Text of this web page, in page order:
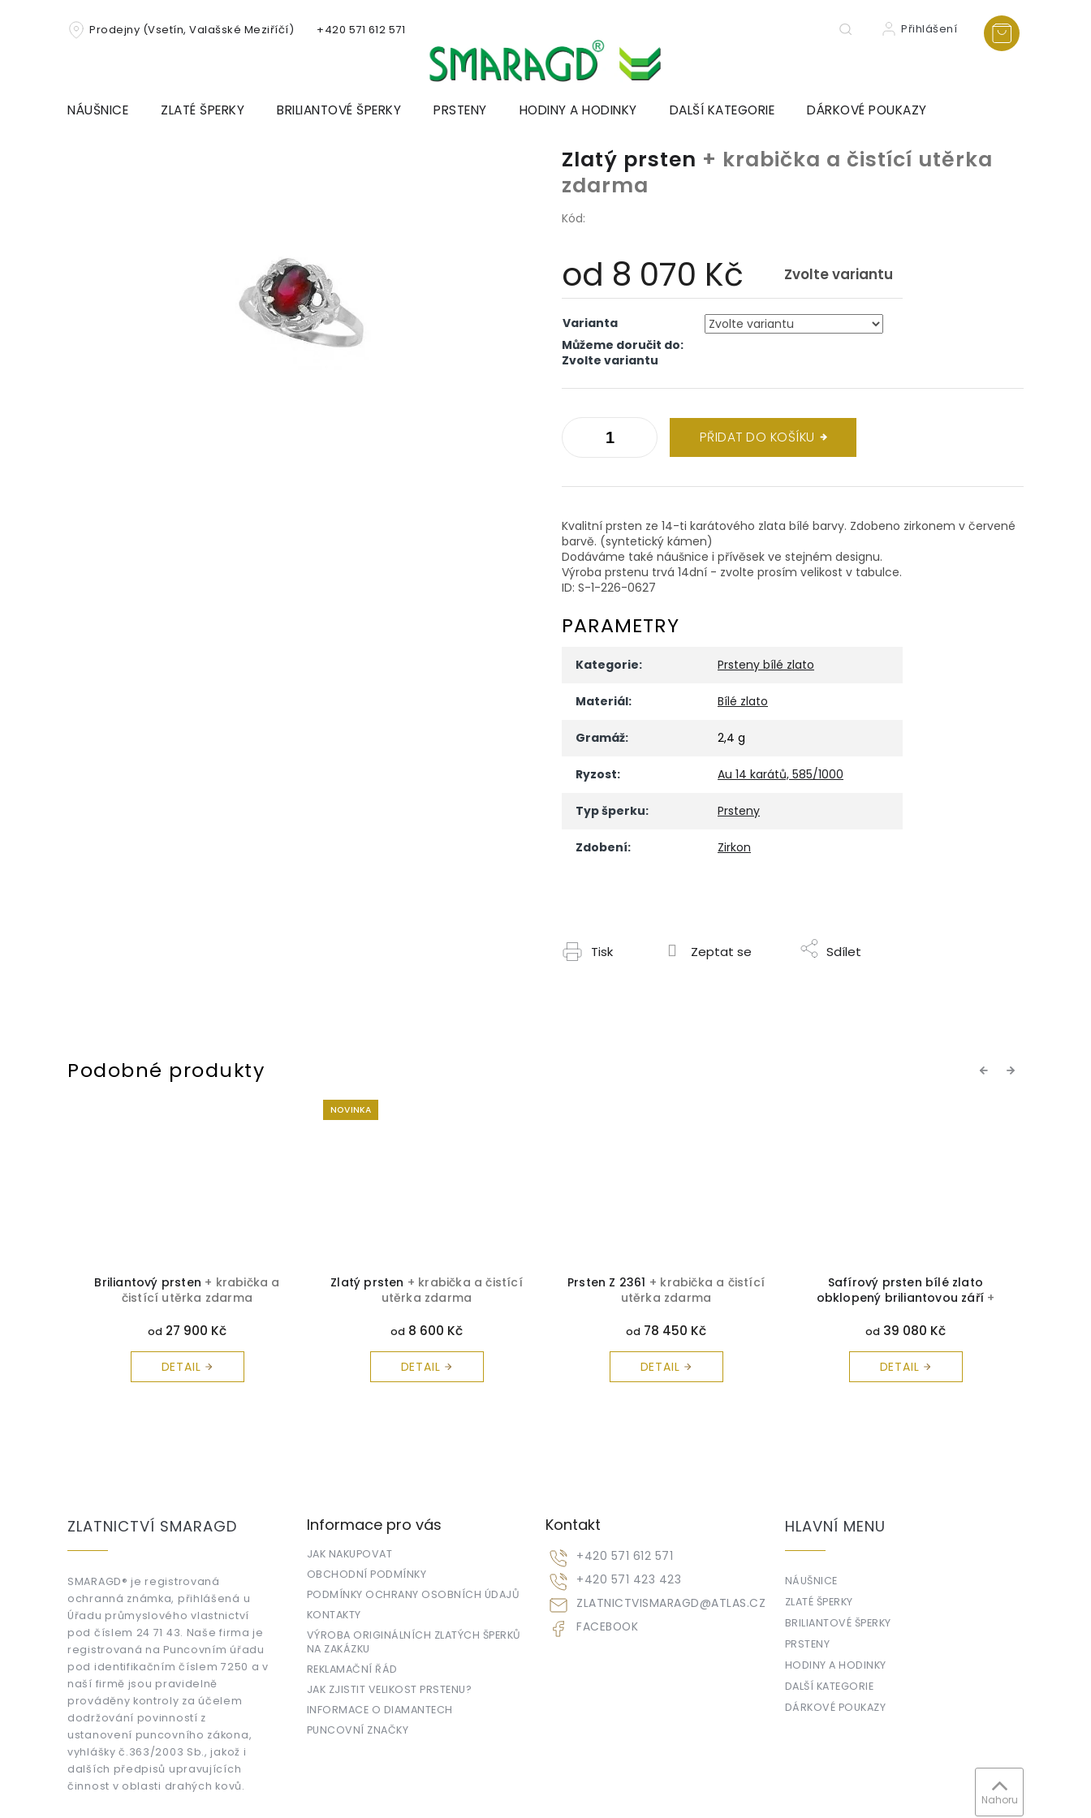
Prodejny (Vsetín, Valašské Meziříčí) +420 571 612 571 Přihlášení
NÁUŠNICE ZLATÉ ŠPERKY BRILIANTOVÉ ŠPERKY PRSTENY HODINY A HODINKY DALŠÍ KATEGORIE DÁRKOVÉ POUKAZY
Zlatý prsten + krabička a čistící utěrka
zdarma
Kód:
od 8 070 Kč Zvolte variantu
cena:
Varianta
Můžeme doručit do:
Zvolte variantu
PŘIDAT DO KOŠÍKU
Kvalitní prsten ze 14-ti karátového zlata bílé barvy. Zdobeno zirkonem v červené
barvě. (syntetický kámen)
Dodáváme také náušnice i přívěsek ve stejném designu.
Výroba prstenu trvá 14dní - zvolte prosím velikost v tabulce.
ID: S-1-226-0627
PARAMETRY
Kategorie: Prsteny bílé zlato
Materiál: Bílé zlato
Gramáž: 2,4 g
Ryzost: Au 14 karátů, 585/1000
Typ šperku: Prsteny
Zdobení: Zirkon
Tisk Zeptat se Sdílet
Previous
Briliantový prsten + krabička a
čistící utěrka zdarma
od 27 900 Kč
DETAIL
NOVINKA
Zlatý prsten + krabička a čistící
utěrka zdarma
od 8 600 Kč
DETAIL
Prsten Z 2361 + krabička a čistící
utěrka zdarma
od 78 450 Kč
DETAIL
Safírový prsten bílé zlato
obklopený briliantovou září +
od 39 080 Kč
DETAIL
Next
ZLATNICTVÍ SMARAGD
SMARAGD® je registrovaná
ochranná známka, přihlášená u
Úřadu průmyslového vlastnictví
pod číslem 24 71 43. Naše firma je
registrovaná na Puncovním úřadu
pod identifikačním číslem 7250 a v
naší firmě jsou pravidelně
prováděny kontroly za účelem
dodržování povinností z
ustanovení puncovního zákona,
vyhlášky č.363/2003 Sb., jakož i
dalších předpisů upravujících
činnost v oblasti drahých kovů.
Informace pro vás
JAK NAKUPOVAT
OBCHODNÍ PODMÍNKY
PODMÍNKY OCHRANY OSOBNÍCH ÚDAJŮ
KONTAKTY
VÝROBA ORIGINÁLNÍCH ZLATÝCH ŠPERKŮ
NA ZAKÁZKU
REKLAMAČNÍ ŘÁD
JAK ZJISTIT VELIKOST PRSTENU?
INFORMACE O DIAMANTECH
PUNCOVNÍ ZNAČKY
Kontakt
ZLATNICTVISMARAGD@ATLAS.CZ
+420 571 612 571
+420 571 423 423
FACEBOOK
HLAVNÍ MENU
NÁUŠNICE
ZLATÉ ŠPERKY
BRILIANTOVÉ ŠPERKY
PRSTENY
HODINY A HODINKY
DALŠÍ KATEGORIE
DÁRKOVÉ POUKAZY
Nahoru